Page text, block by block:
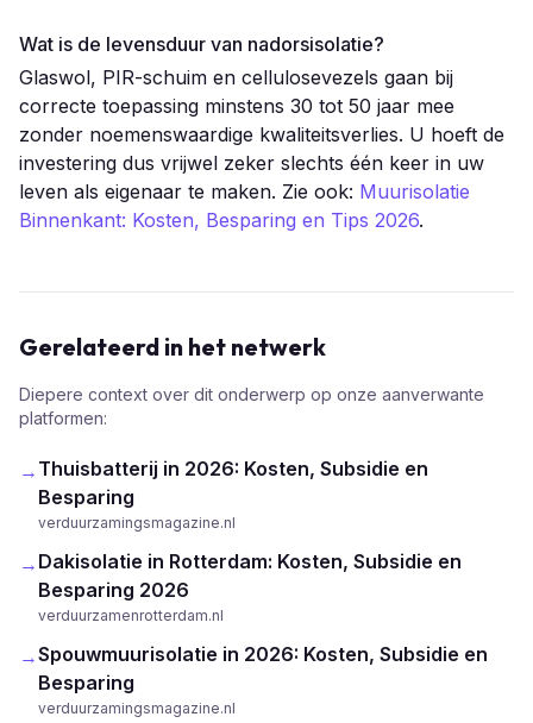
Wat is de levensduur van nadorsisolatie?
Glaswol, PIR-schuim en cellulosevezels gaan bij
correcte toepassing minstens 30 tot 50 jaar mee
zonder noemenswaardige kwaliteitsverlies. U hoeft de
investering dus vrijwel zeker slechts één keer in uw
leven als eigenaar te maken. Zie ook: Muurisolatie
Binnenkant: Kosten, Besparing en Tips 2026.
Gerelateerd in het netwerk
Diepere context over dit onderwerp op onze aanverwante
platformen:
→ Thuisbatterij in 2026: Kosten, Subsidie en
Besparing
verduurzamingsmagazine.nl
→ Dakisolatie in Rotterdam: Kosten, Subsidie en
Besparing 2026
verduurzamenrotterdam.nl
→Spouwmuurisolatie in 2026: Kosten, Subsidie en
Besparing
verduurzamingsmagazine.nl